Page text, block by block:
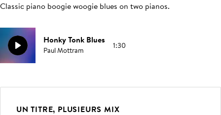
Classic piano boogie woogie blues on two pianos.
Honky Tonk Blues
Paul Mottram 1:30
UN TITRE, PLUSIEURS MIX